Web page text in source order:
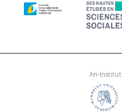
An-Institut